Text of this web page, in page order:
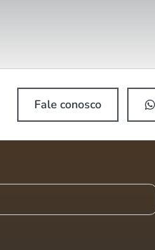
Fale conosco